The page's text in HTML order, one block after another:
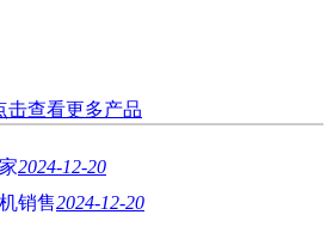
击查看更多产品
2024-12-20
销售2024-12-20